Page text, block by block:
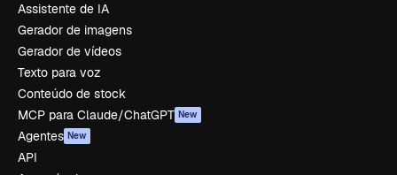
Assistente de IA
Gerador de imagens
Gerador de vídeos
Texto para voz
Conteúdo de stock
MCP para Claude/ChatGPT New
Agentes New
API